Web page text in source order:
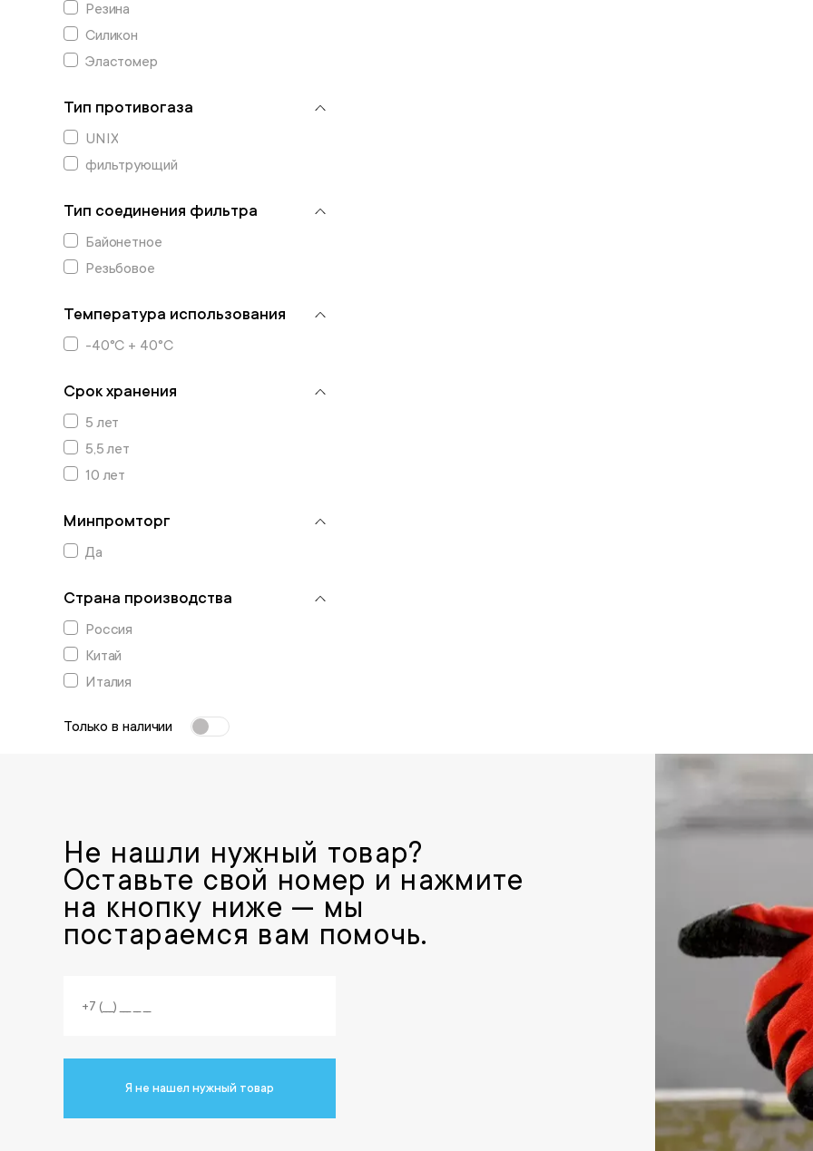
Резина
Силикон
Эластомер
Тип противогаза
UNIX
фильтрующий
Тип соединения фильтра
Байонетное
Резьбовое
Температура использования
-40°C + 40°C
Срок хранения
5 лет
5,5 лет
10 лет
Минпромторг
Да
Страна производства
Россия
Китай
Италия
Только в наличии
Не нашли нужный товар?
Оставьте свой номер и нажмите
на кнопку ниже — мы
постараемся вам помочь.
Я не нашел нужный товар